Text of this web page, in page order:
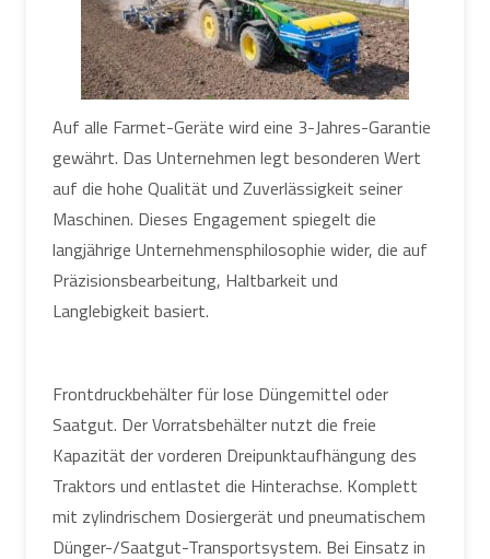
Auf alle Farmet-Geräte wird eine 3-Jahres-Garantie
gewährt. Das Unternehmen legt besonderen Wert
auf die hohe Qualität und Zuverlässigkeit seiner
Maschinen. Dieses Engagement spiegelt die
langjährige Unternehmensphilosophie wider, die auf
Präzisionsbearbeitung, Haltbarkeit und
Langlebigkeit basiert.
Frontdruckbehälter für lose Düngemittel oder
Saatgut. Der Vorratsbehälter nutzt die freie
Kapazität der vorderen Dreipunktaufhängung des
Traktors und entlastet die Hinterachse. Komplett
mit zylindrischem Dosiergerät und pneumatischem
Dünger-/Saatgut-Transportsystem. Bei Einsatz in